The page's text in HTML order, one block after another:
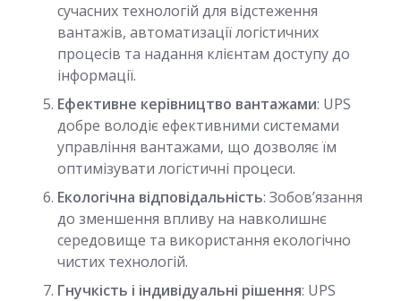
сучасних технологій для відстеження
вантажів, автоматизації логістичних
процесів та надання клієнтам доступу до
інформації.
Ефективне керівництво вантажами: UPS
добре володіє ефективними системами
управління вантажами, що дозволяє їм
оптимізувати логістичні процеси.
Екологічна відповідальність: Зобов’язання
до зменшення впливу на навколишнє
середовище та використання екологічно
чистих технологій.
Гнучкість і індивідуальні рішення: UPS